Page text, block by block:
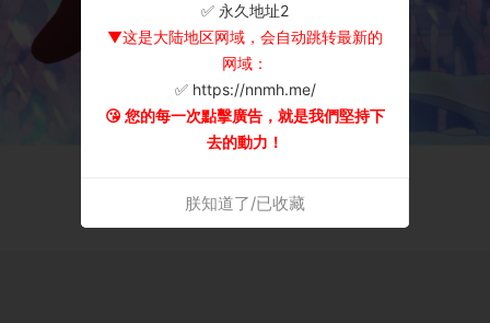
✅ 永久地址2
▼这是大陆地区网域，会自动跳转最新的
网域：
✅ https://nnmh.me/
😘 您的每一次點擊廣告，就是我們堅持下
去的動力！
朕知道了/已收藏